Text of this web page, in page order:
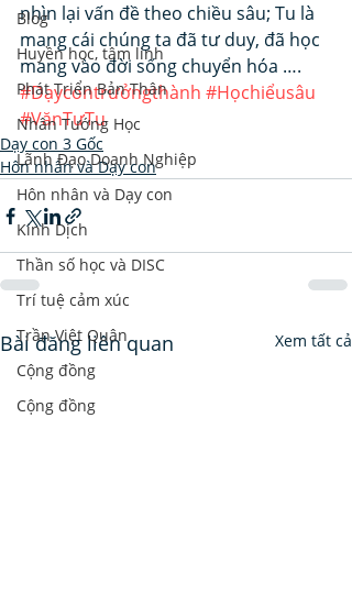
Blog
Huyền học, tâm linh
Phát Triển Bản Thân
Nhân Tướng Học
Lãnh Đạo Doanh Nghiệp
Hôn nhân và Dạy con
Kinh Dịch
Thần số học và DISC
Trí tuệ cảm xúc
Trần Việt Quân
Cộng đồng
Cộng đồng
nhìn lại vấn đề theo chiều sâu; Tu là
mang cái chúng ta đã tư duy, đã học
mang vào đời sống chuyển hóa ….
#Dạycontrưởngthành #Họchiểusâu
#VănTưTu
Dạy con 3 Gốc
Hôn nhân và Dạy con
Bài đăng liên quan Xem tất cả